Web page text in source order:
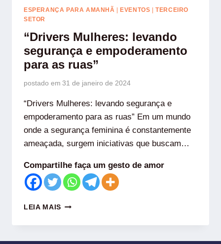
ESPERANÇA PARA AMANHÃ |EVENTOS |TERCEIRO
SETOR
“Drivers Mulheres: levando
segurança e empoderamento
para as ruas”
postado em 31 de janeiro de 2024
“Drivers Mulheres: levando segurança e
empoderamento para as ruas” Em um mundo
onde a segurança feminina é constantemente
ameaçada, surgem iniciativas que buscam…
Compartilhe faça um gesto de amor
LEIA MAIS